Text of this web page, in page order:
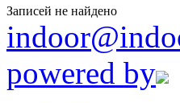
Записей не найдено
powered by